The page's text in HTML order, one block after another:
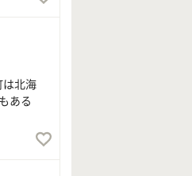
北海
ある